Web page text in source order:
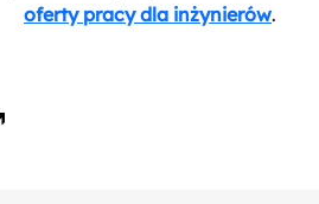
oferty pracy dla inżynierów.